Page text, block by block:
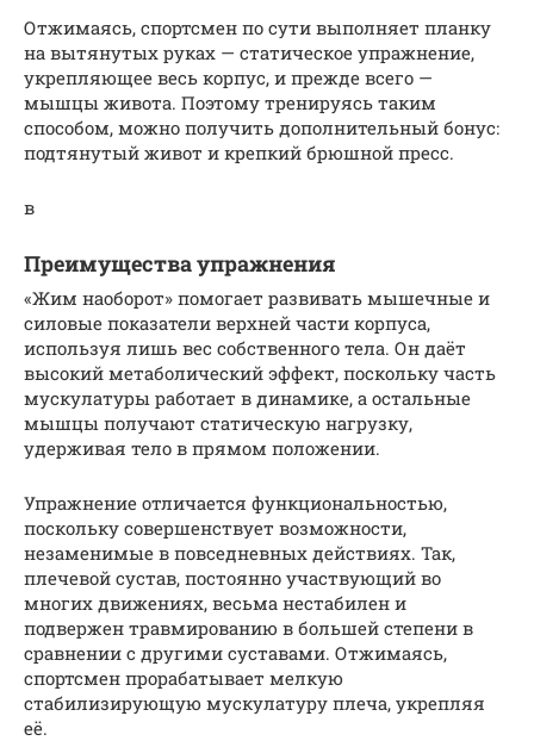
Отжимаясь, спортсмен по сути выполняет планку
на вытянутых руках — статическое упражнение,
укрепляющее весь корпус, и прежде всего —
мышцы живота. Поэтому тренируясь таким
способом, можно получить дополнительный бонус:
подтянутый живот и крепкий брюшной пресс.
в
Преимущества упражнения
«Жим наоборот» помогает развивать мышечные и
силовые показатели верхней части корпуса,
используя лишь вес собственного тела. Он даёт
высокий метаболический эффект, поскольку часть
мускулатуры работает в динамике, а остальные
мышцы получают статическую нагрузку,
удерживая тело в прямом положении.
Упражнение отличается функциональностью,
поскольку совершенствует возможности,
незаменимые в повседневных действиях. Так,
плечевой сустав, постоянно участвующий во
многих движениях, весьма нестабилен и
подвержен травмированию в большей степени в
сравнении с другими суставами. Отжимаясь,
спортсмен прорабатывает мелкую
стабилизирующую мускулатуру плеча, укрепляя
её.